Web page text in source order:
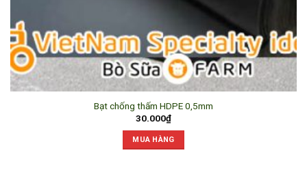
Bạt chống thấm HDPE 0,5mm
30.000₫
MUA HÀNG